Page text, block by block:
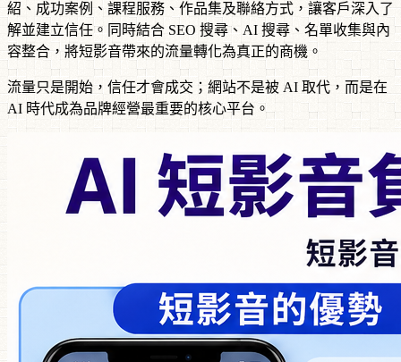
紹、成功案例、課程服務、作品集及聯絡方式，讓客戶深入了
解並建立信任。同時結合 SEO 搜尋、AI 搜尋、名單收集與內
容整合，將短影音帶來的流量轉化為真正的商機。
流量只是開始，信任才會成交；網站不是被 AI 取代，而是在
AI 時代成為品牌經營最重要的核心平台。